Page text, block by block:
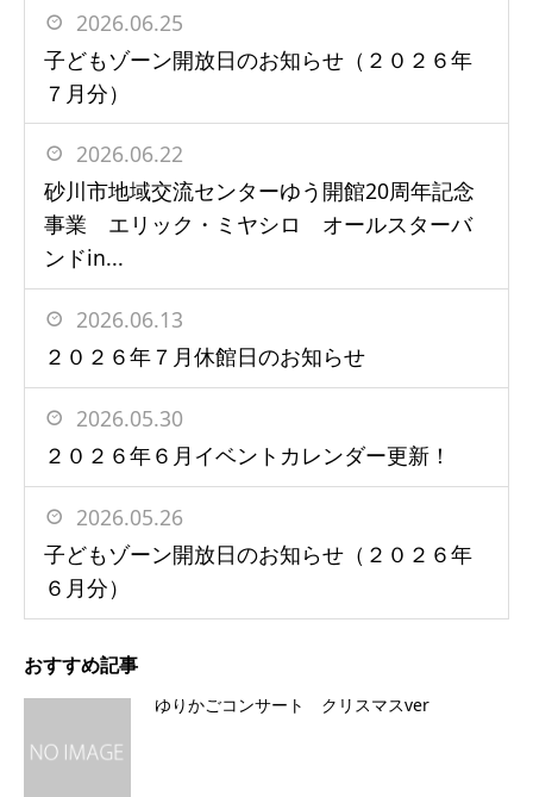
2026.06.25
子どもゾーン開放日のお知らせ（２０２６年
７月分）
2026.06.22
砂川市地域交流センターゆう開館20周年記念
事業 エリック・ミヤシロ オールスターバ
ンドin...
2026.06.13
２０２６年７月休館日のお知らせ
2026.05.30
２０２６年６月イベントカレンダー更新！
2026.05.26
子どもゾーン開放日のお知らせ（２０２６年
６月分）
おすすめ記事
ゆりかごコンサート クリスマスver